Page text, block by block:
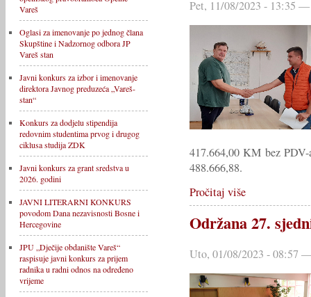
Vareš
Oglasi za imenovanje po jednog člana
Skupštine i Nadzornog odbora JP
Vareš stan
Javni konkurs za izbor i imenovanje
direktora Javnog preduzeća „Vareš-
stan“
Konkurs za dodjelu stipendija
redovnim studentima prvog i drugog
ciklusa studija ZDK
Javni konkurs za grant sredstva u
2026. godini
JAVNI LITERARNI KONKURS
povodom Dana nezavisnosti Bosne i
Hercegovine
JPU „Dječije obdanište Vareš“
raspisuje javni konkurs za prijem
radnika u radni odnos na određeno
vrijeme
Pet, 11/08/2023 - 13:35
417.664,00 KM bez
488.666,88.
Pročitaj više
Održana 27.
Uto, 01/08/2023 - 08:57